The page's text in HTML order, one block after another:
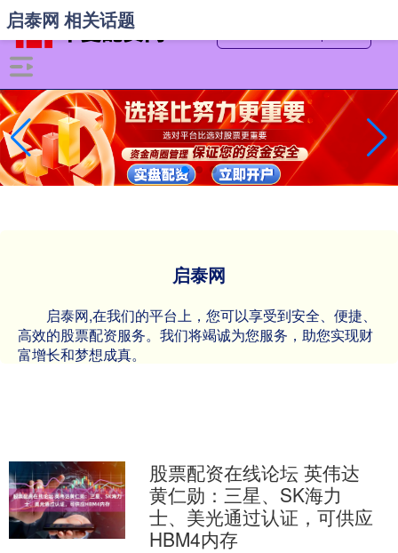
启泰网
启泰网,在我们的平台上，您可以享受到安全、便捷、
高效的股票配资服务。我们将竭诚为您服务，助您实现财
富增长和梦想成真。
启泰网 相关话题
股票配资在线论坛 英伟达
黄仁勋：三星、SK海力
士、美光通过认证，可供应
HBM4内存